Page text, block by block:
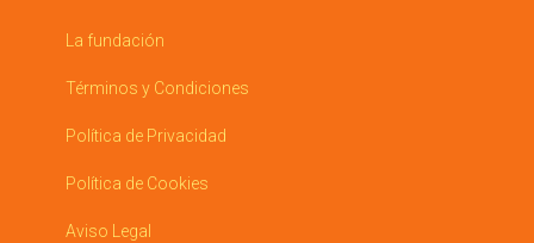
La fundación
Términos y Condiciones
Política de Privacidad
Política de Cookies
Aviso Legal